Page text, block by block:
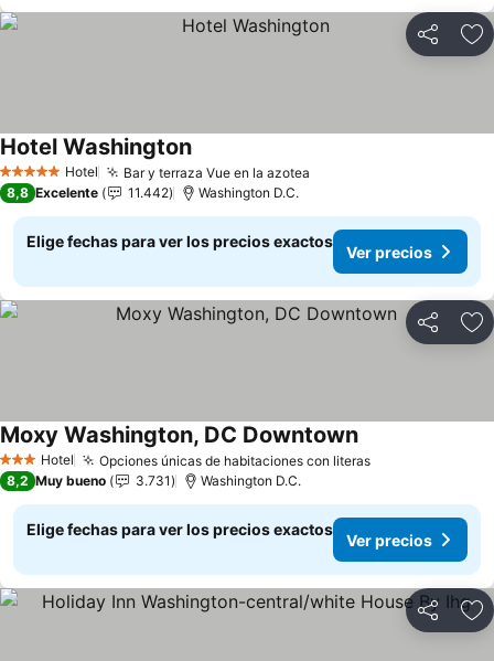
Compartir
5 Estrellas Hotel Bar y terraza Vue en la azotea
Hotel WashingtonVer precios
8,8 Excelente 11.442 Washington D.C.
Elige fechas para ver los precios exactos
Ver precios
Compartir
3 Estrellas
Hotel Opciones únicas de habitaciones con literasVer precios
Moxy Washington, DC DowntownVer precios
8,2 Muy bueno 3.731 Washington D.C.
Elige fechas para ver los precios exactos
Ver precios
Compartir